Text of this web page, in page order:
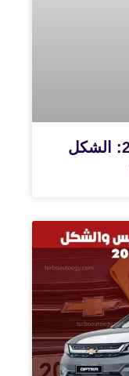
مراجعة شاملة لدبابة 2026: الشكل